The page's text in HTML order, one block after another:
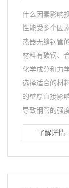
什么因素影响
性能受多个因
热器无缝钢管
材料有碳钢、
化学成分和力
选择适合的材
的壁厚直接影
导致钢管的强
了解详情